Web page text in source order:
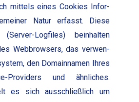
mit­tels eines Cook­ies Infor­
Natur erfasst. Diese
(Serv­er-Log­files) bein­hal­ten
Web­browsers, das ver­wen­
den Domain­na­men Ihres
Providers und ähn­lich­es.
es sich auss­chließlich um